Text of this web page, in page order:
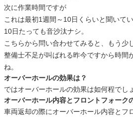
次に作業時間ですが
これは最初1週間～10日くらいと聞いて
10日たっても音沙汰ナシ。
こちらから問い合わせてみると、もう少
整備士不足が叫ばれる昨今ですから時間
ね。
オーバーホールの効果は？
ではオーバーホールの効果は如何程でし
オーバーホール内容とフロントフォーク
車両返却の際にオーバーホール内容とフ